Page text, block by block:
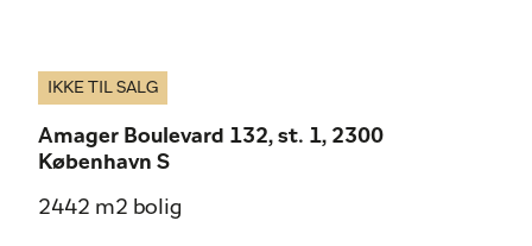
IKKE TIL SALG
Amager Boulevard 132, st. 1, 2300
København S
2442 m2 bolig